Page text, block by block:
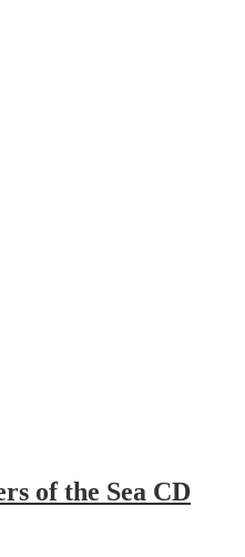
of the Sea CD